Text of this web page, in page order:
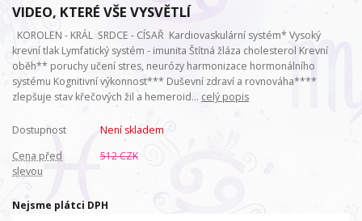
VIDEO, KTERÉ VŠE VYSVĚTLÍ
KOROLEN - KRÁL SRDCE - CÍSAŘ Kardiovaskulární systém* Vysoký
krevní tlak Lymfatický systém - imunita Štítná žláza cholesterol Krevní
oběh** poruchy učení stres, neurózy harmonizace hormonálního
systému Kognitivní výkonnost*** Duševní zdraví a rovnováha****
zlepšuje stav křečových žil a hemeroid... celý popis
Dostupnost
Není skladem
Cena před
slevou
512 CZK
Nejsme plátci DPH